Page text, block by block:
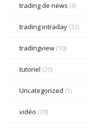
trading de news (6)
trading intraday (33)
tradingview (10)
tutoriel (20)
Uncategorized (5)
vidéo (39)